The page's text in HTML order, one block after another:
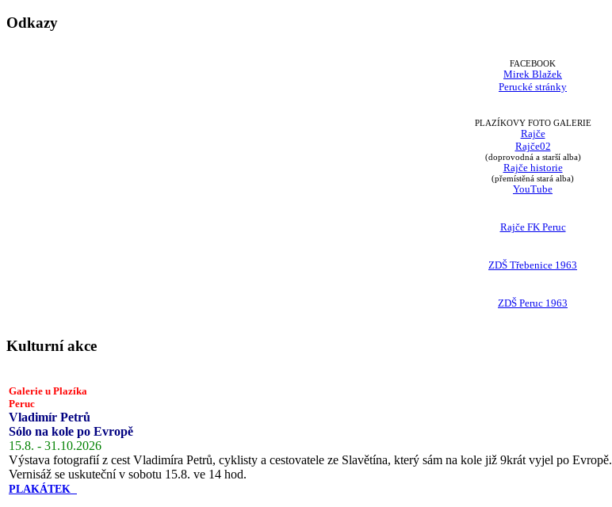
Odkazy
FACEBOOK
Mirek Blažek
Perucké stránky
PLAZÍKOVY FOTO GALERIE
Rajče
Rajče02
(doprovodná a starší alba)
Rajče historie
(přemístěná stará alba)
YouTube
Rajče FK Peruc
ZDŠ Třebenice 1963
ZDŠ Peruc 1963
Kulturní akce
Galerie u Plazíka
Peruc
Vladimír Petrů
Sólo na kole po Evropě
15.8. - 31.10.2026
Výstava fotografií z cest Vladimíra Petrů, cyklisty a cestovatele ze Slavětína, který sám na kole již 9krát vyjel po Evropě.
Vernisáž se uskuteční v sobotu 15.8. ve 14 hod.
PLAKÁTEK